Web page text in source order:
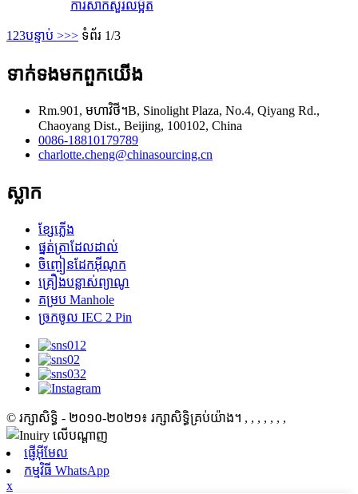
ការសាកសួរលម្អិត
1 23បន្ទាប់ >>> ទំព័រ 1/3
ទាក់ទង​មក​ពួក​យើង
Rm.901, មហាវិថី។B, Sinolight Plaza, No.4, Qiyang Rd.,
Chaoyang Dist., Beijing, 100102, China
0086-18810179789
charlotte.cheng@chinasourcing.cn
ស្លាក
ខ្សែភ្លើង
ផ្នត់ត្រាដែលដាល់
ចិញ្ចៀនដែកអ៊ីណុក
គ្រឿងបន្លាស់ព្យាណូ
គម្រប Manhole
ច្រកចូល IEC 2 Pin
© រក្សាសិទ្ធិ - ២០១០-២០២១៖ រក្សាសិទ្ធិគ្រប់យ៉ាង។ , , , , , , ,
ផ្ញើអ៊ីមែល
កម្មវិធី WhatsApp
x